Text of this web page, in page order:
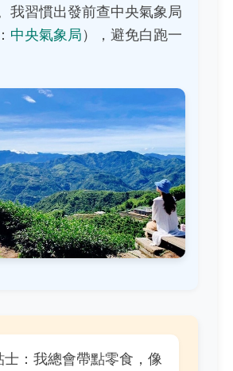
我習慣出發前查中央氣象局
中央氣象局），避免白跑一
士：我總會帶點零食，像